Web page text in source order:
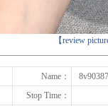
【review
下一张
Name：
8v90387
Stop Time：